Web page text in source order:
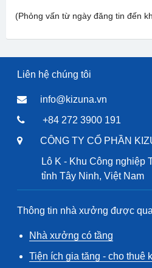
(Phỏng vấn từ ngày đăng tin đến
Liên hệ chúng tôi
info@kizuna.vn
+84 272 3900 191
CÔNG TY CỔ PHẦN
Lô K - Khu Công nghiệp
tỉnh Tây Ninh, Việt Nam
Thông tin nhà xưởng được
Nhà xưởng có tầng
Tiện ích gia tăng - cho thuê